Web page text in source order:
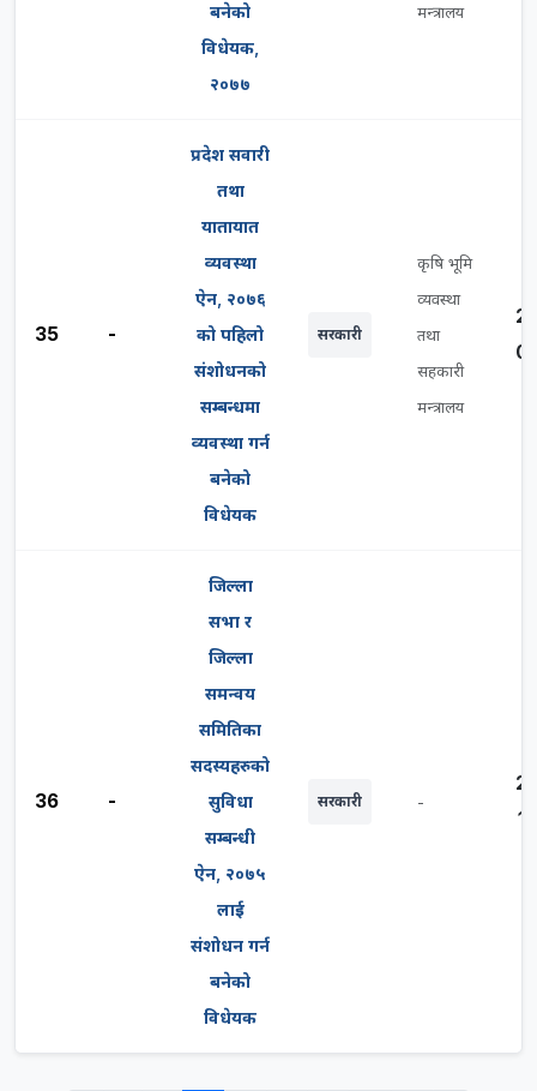
बनेको
विधेयक,
२०७७
मन्त्रालय
35 -
प्रदेश सवारी
तथा
यातायात
व्यवस्था
ऐन, २०७६
को पहिलो
संशोधनको
सम्बन्धमा
व्यवस्था गर्न
बनेको
विधेयक
सरकारी
कृषि भूमि
व्यवस्था
तथा
सहकारी
मन्त्रालय
36 -
जिल्ला
सभा र
जिल्ला
समन्वय
समितिका
सदस्यहरुको
सुविधा
सम्बन्धी
ऐन, २०७५
लाई
संशोधन गर्न
बनेको
विधेयक
सरकारी -